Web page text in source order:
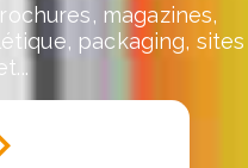
magazines,
packaging, sites